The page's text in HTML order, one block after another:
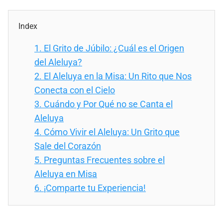
Index
1. El Grito de Júbilo: ¿Cuál es el Origen
del Aleluya?
2. El Aleluya en la Misa: Un Rito que Nos
Conecta con el Cielo
3. Cuándo y Por Qué no se Canta el
Aleluya
4. Cómo Vivir el Aleluya: Un Grito que
Sale del Corazón
5. Preguntas Frecuentes sobre el
Aleluya en Misa
6. ¡Comparte tu Experiencia!